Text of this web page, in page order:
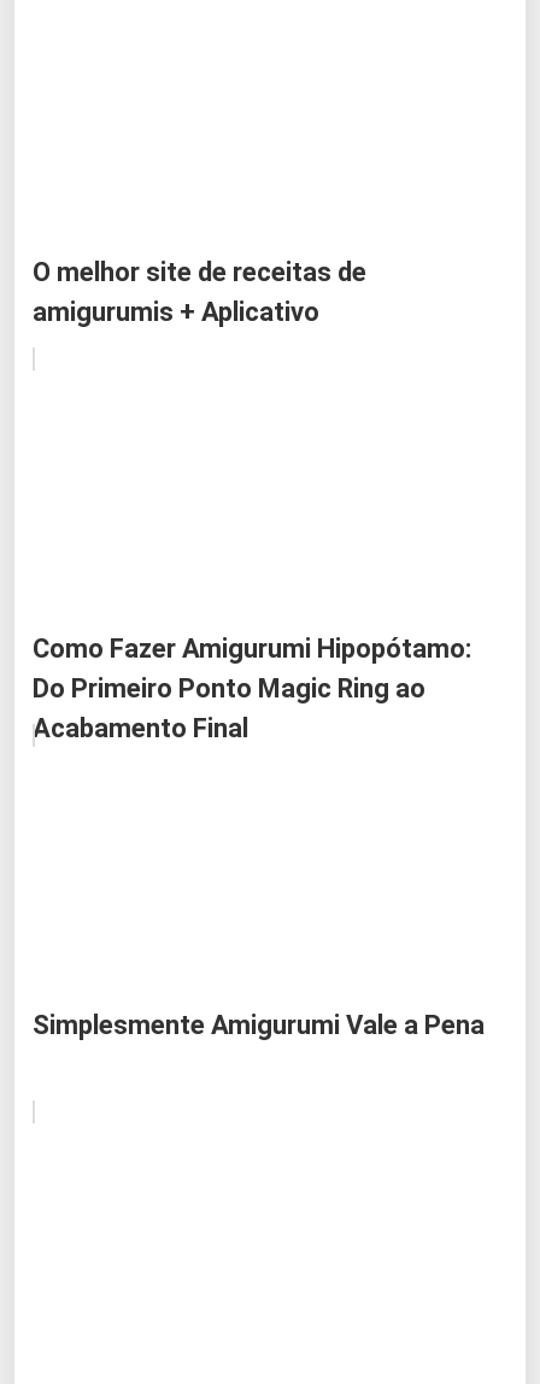
O melhor site de receitas de
amigurumis + Aplicativo
Como Fazer Amigurumi Hipopótamo:
Do Primeiro Ponto Magic Ring ao
Acabamento Final
Simplesmente Amigurumi Vale a Pena